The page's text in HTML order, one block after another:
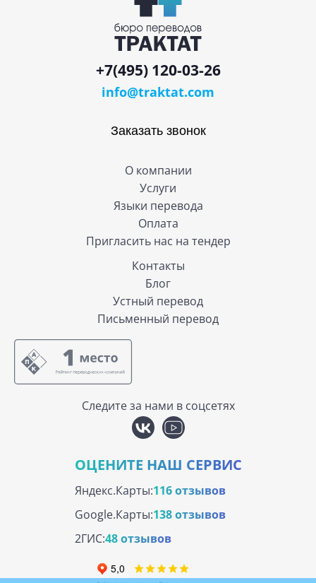
Заказать звонок
О компании
Услуги
Языки перевода
Оплата
Пригласить нас на тендер
Контакты
Блог
Устный перевод
Письменный перевод
+7(495) 120-03-26
info@traktat.com
Следите за нами в соцсетях
ОЦЕНИТЕ НАШ СЕРВИС
Яндекс.Карты:116 отзывов
Google.Карты:138 отзывов
2ГИС:48 отзывов